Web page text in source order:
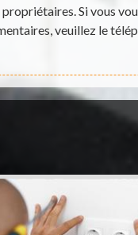
Si vous
veuillez le